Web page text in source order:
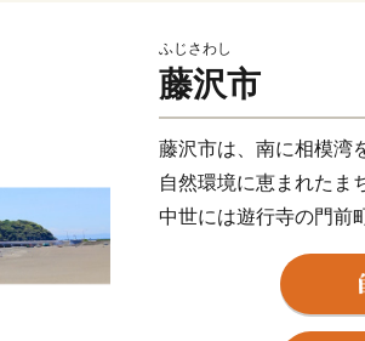
ふじさわし
藤沢市
藤沢市は、南に相模湾
自然環境に恵まれたま
中世には遊行寺の門前
六番目の「藤沢宿」、
マリンスポーツの舞台